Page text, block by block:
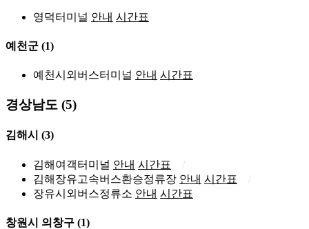
영덕터미널 안내 시간표
예천군 (1)
예천시외버스터미널 안내 시간표
경상남도 (5)
김해시 (3)
김해여객터미널 안내 시간표
김해장유고속버스환승정류장 안내 시간표
장유시외버스정류소 안내 시간표
창원시 의창구 (1)